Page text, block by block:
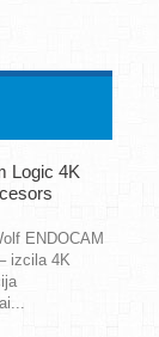
Logic 4K
ENDOCAM
izcila 4K